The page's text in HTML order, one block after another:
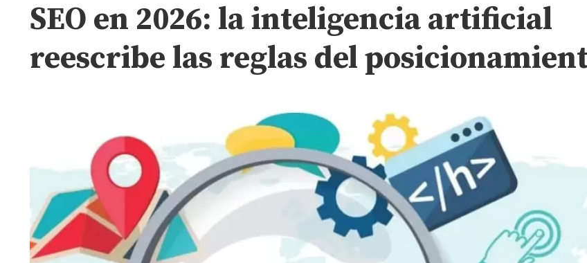
SEO en 2026: la inteligencia artificial
reescribe las reglas del